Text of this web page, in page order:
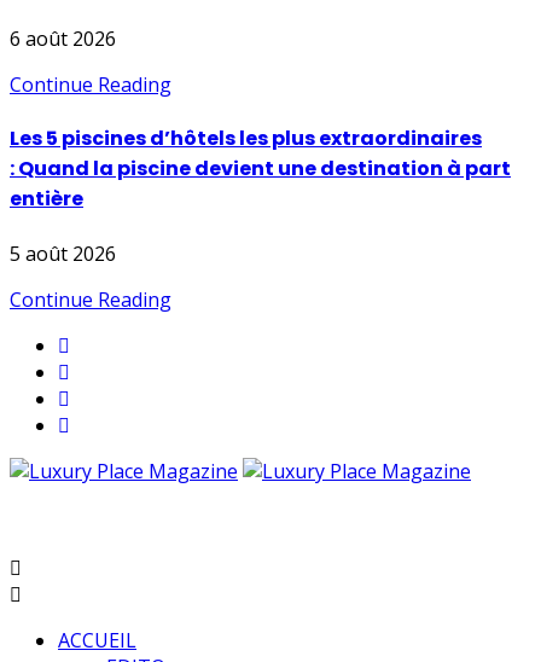
6 août 2026
Continue Reading
Les 5 piscines d’hôtels les plus extraordinaires
: Quand la piscine devient une destination à part
entière
5 août 2026
Continue Reading
ACCUEIL